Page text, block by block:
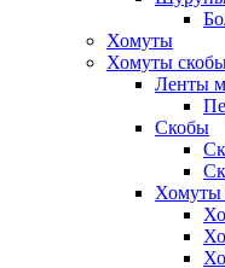
Хомуты
Хомуты
Ленты
Скобы
Хомуты